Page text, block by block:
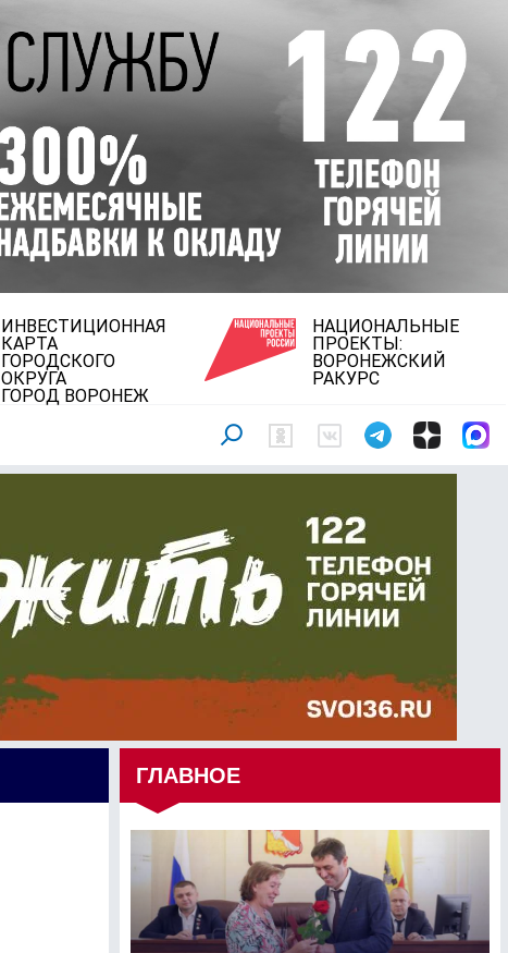
ИНВЕСТИЦИОННАЯ
КАРТА
ГОРОДСКОГО
ОКРУГА
ГОРОД ВОРОНЕЖ
НАЦИОНАЛЬНЫЕ
ПРОЕКТЫ:
ВОРОНЕЖСКИЙ
РАКУРС
ГЛАВНОЕ